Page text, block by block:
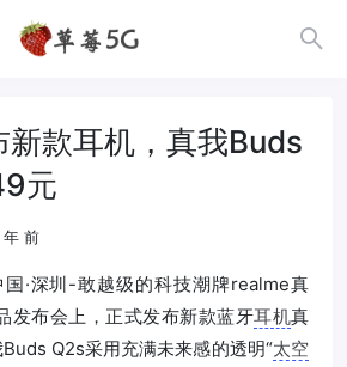
款耳机，真我Buds
元
前
·深圳-敢越级的科技潮牌realme真
发布会上，正式发布新款蓝牙耳机真
Q2s采用充满未来感的透明“太空